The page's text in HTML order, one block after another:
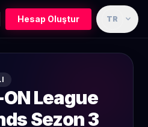
Hesap Oluştur TR expand_more
League
Sezon 3